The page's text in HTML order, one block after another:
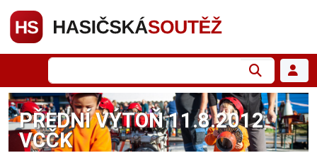
PŘEDNÍ VÝTOŇ 11.8.2012
VCČK